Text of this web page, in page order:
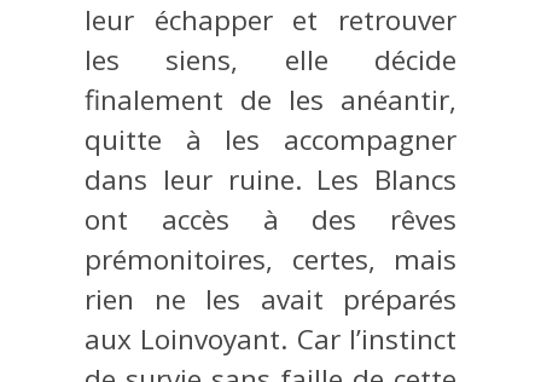
leur échapper et retrouver
les siens, elle décide
finalement de les anéantir,
quitte à les accompagner
dans leur ruine. Les Blancs
ont accès à des rêves
prémonitoires, certes, mais
rien ne les avait préparés
aux Loinvoyant. Car l’instinct